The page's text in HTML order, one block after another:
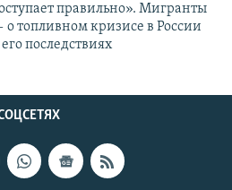
правильно». Мигранты
о топливном кризисе в России
последствиях